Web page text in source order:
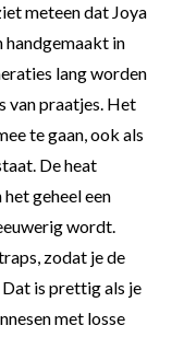
meteen dat Joya
handgemaakt in
lang worden
van praatjes. Het
te gaan, ook als
De heat
het geheel een
wordt.
zodat je de
is prettig als je
met losse